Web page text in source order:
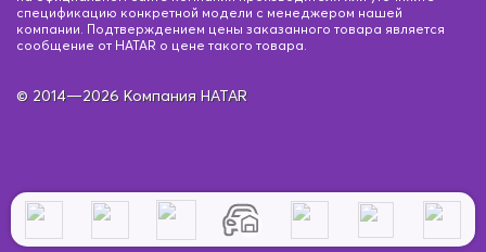
спецификацию конкретной модели с менеджером нашей
компании. Подтверждением цены заказанного товара является
сообщение от HATAR о цене такого товара.
© 2014—2026 Компания HATAR